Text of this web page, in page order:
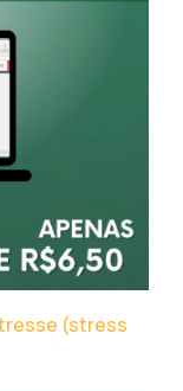
(stress